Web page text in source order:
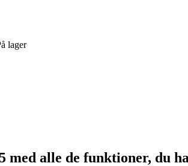
lager
med alle de funktioner, du